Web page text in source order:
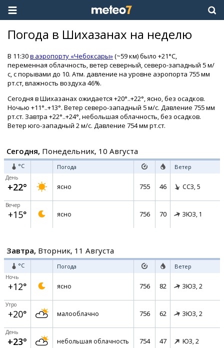
Погода в Шихазанах на неделю
В 11:30в аэропорту «Чебоксары»(~59 км) было +21°C,
переменная облачность, ветер северный, северо-западный 5 м/
с, с порывами до 10. Атм. давление на уровне аэропорта 755 мм
рт.ст, влажность воздуха 46%.
Сегодня в Шихазанах ожидается +20°..+22°, ясно, без осадков.
Ночью +11°..+13°. Ветер северо-западный 5 м/с. Давление 755 мм
рт.ст. Завтра +22°..+24°, небольшая облачность, без осадков.
Ветер юго-западный 2 м/с. Давление 754 мм рт.ст.
Сегодня, Понедельник, 10 Августа
°C Погода Ветер
День
+22° ясно 755 46 ССЗ, 5
Вечер
+15° ясно 756 70 ЗЮЗ, 1
Завтра, Вторник, 11 Августа
°C Погода Ветер
Ночь
+12° ясно 756 82 ЗЮЗ, 2
Утро
+20° малооблачно 756 62 ЗЮЗ, 2
День
+23° небольшая облачность 754 47 ЮЗ, 2